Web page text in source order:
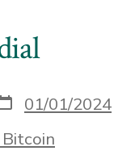
01/01/2024